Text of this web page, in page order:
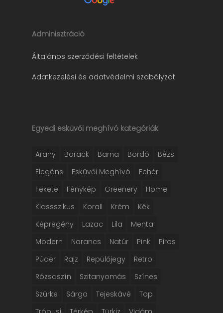
Adminisztráció
Általános szerződési feltételek
Adatkezelési és adatvédelmi szabályzat
Egyedi esküvői meghívó kategóriák
Arany Barack Barna Bordó
Bézs
Elegáns
Esküvői Meghívó
Fehér
Fekete
Fénykép Greenery
Home
Klassszikus
Korall Krém
Kék
Képregény
Lazac Lila
Menta
Modern
Narancs Natúr Pink
Piros
Púder
Rajz Repülőjegy
Retro
Rózsaszín
Szitanyomás
Színes
Szürke
Sárga Tejeskávé
Top